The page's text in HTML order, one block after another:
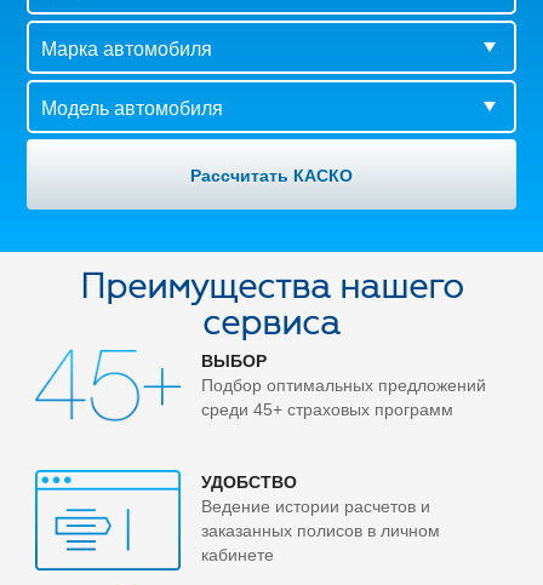
Преимущества нашего
сервиса
ВЫБОР
Подбор оптимальных предложений
среди 45+ страховых программ
УДОБСТВО
Ведение истории расчетов и
заказанных полисов в личном
кабинете